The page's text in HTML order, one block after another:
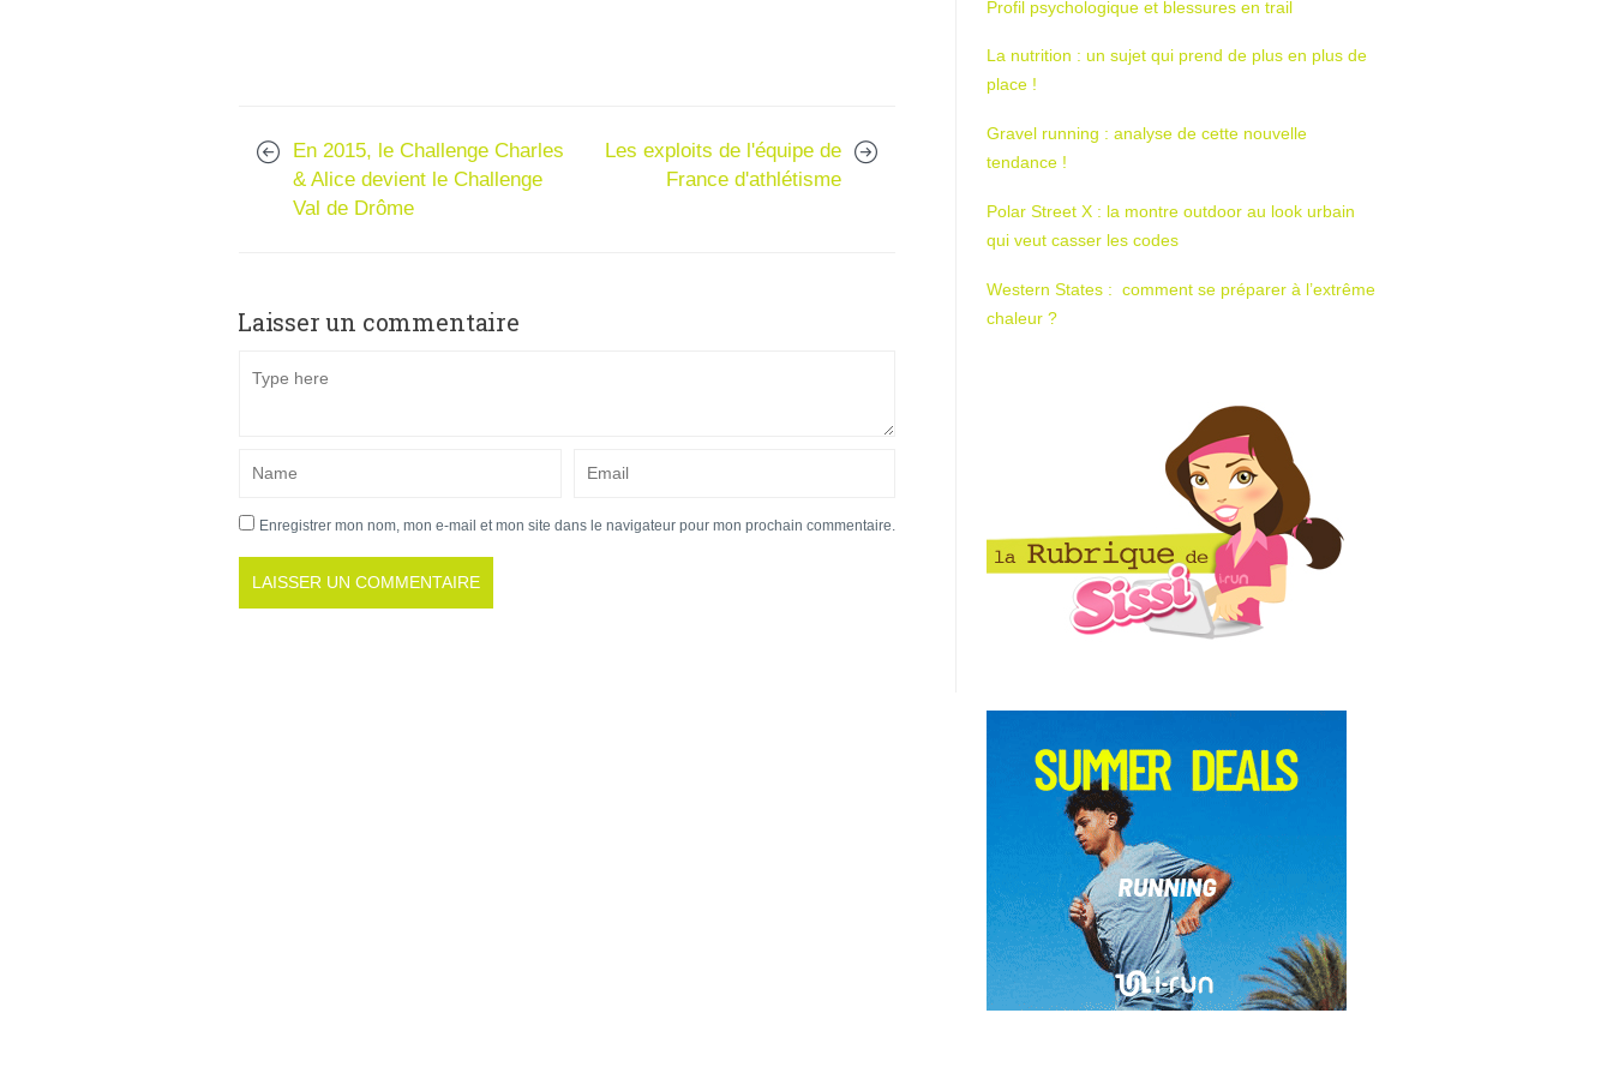
En 2015, le Challenge Charles
& Alice devient le Challenge
Val de Drôme
Les exploits de l'équipe de
France d'athlétisme
Laisser un commentaire
Enregistrer mon nom, mon e-mail et mon site dans le navigateur pour mon prochain commentaire.
Profil psychologique et blessures en trail
La nutrition : un sujet qui prend de plus en plus de
place !
Gravel running : analyse de cette nouvelle
tendance !
Polar Street X : la montre outdoor au look urbain
qui veut casser les codes
Western States : comment se préparer à l’extrême
chaleur ?